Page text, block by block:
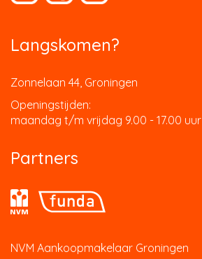
Langskomen?
Zonnelaan 44, Groningen
Openingstijden:
maandag t/m vrijdag 9.00 - 17.00 uur
Partners
NVM Aankoopmakelaar Groningen